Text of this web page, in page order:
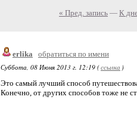
« Пред. запись — К
erlika
обратиться по имени
Суббота, 08 Июня 2013 г. 12:19 (ссылка )
Это самый лучший способ
Конечно, от других способов тоже не